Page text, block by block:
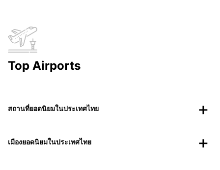
Top Airports
สถานที่ยอดนิยมในประเทศไทย
เมืองยอดนิยมในประเทศไทย